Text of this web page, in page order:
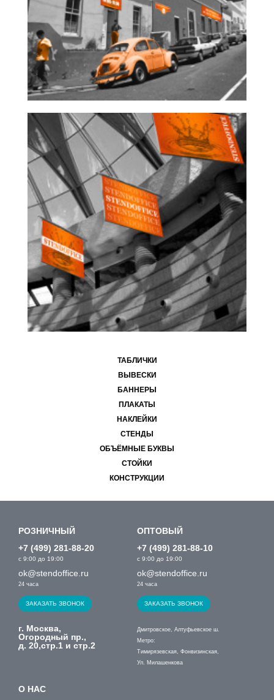
ТАБЛИЧКИ
ВЫВЕСКИ
БАННЕРЫ
ПЛАКАТЫ
НАКЛЕЙКИ
СТЕНДЫ
ОБЪЁМНЫЕ БУКВЫ
СТОЙКИ
КОНСТРУКЦИИ
РОЗНИЧНЫЙ
+7 (499) 281-88-20
с 9:00 до 19:00
ok@stendoffice.ru
24 часа
ЗАКАЗАТЬ ЗВОНОК
ОПТОВЫЙ
+7 (499) 281-88-10
с 9:00 до 19:00
ok@stendoffice.ru
24 часа
ЗАКАЗАТЬ ЗВОНОК
г. Москва,
Огородный пр.,
д. 20,стр.1 и стр.2
Дмитровское, Алтуфьевское ш.
Метро:
Тимирязевская, Фонвизинская,
Ул. Милашенкова
О НАС